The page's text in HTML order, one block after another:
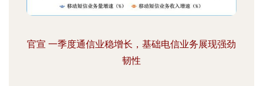
官宣 一季度通信业稳增长，基础电信业务展现强劲
韧性